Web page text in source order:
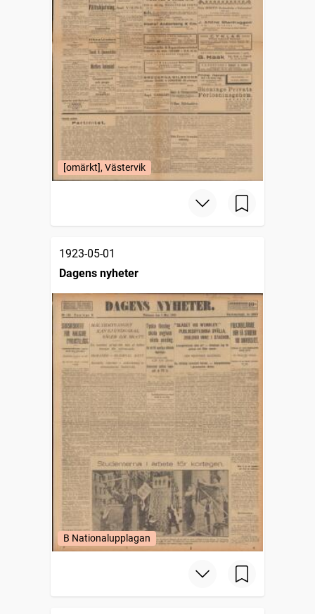
[omärkt], Västervik
1923-05-01
Dagens nyheter
B Nationalupplagan